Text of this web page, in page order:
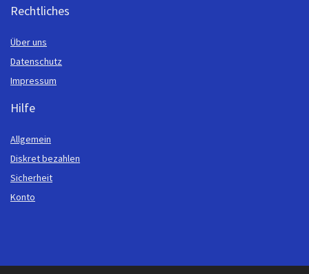
Rechtliches
Über uns
Datenschutz
Impressum
Hilfe
Allgemein
Diskret bezahlen
Sicherheit
Konto